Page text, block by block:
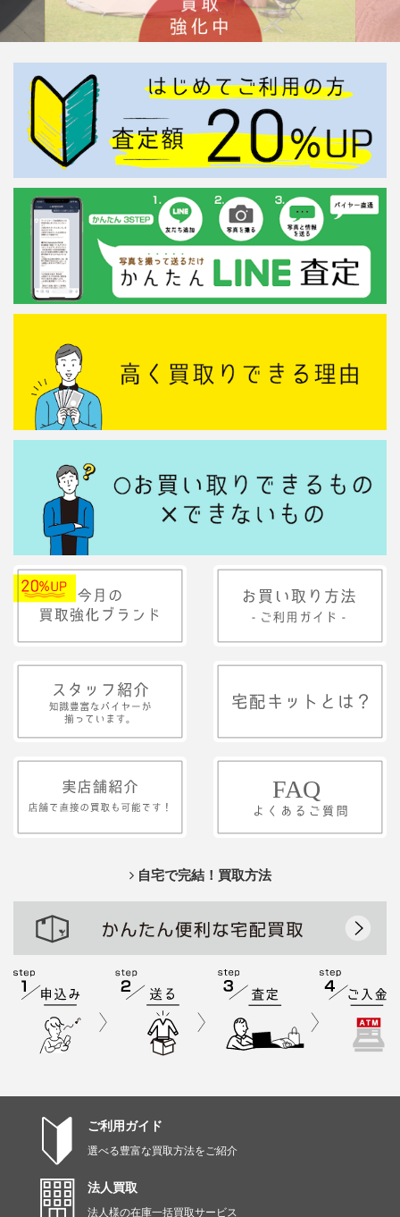
自宅で完結！買取方法
ご利用ガイド
選べる豊富な買取方法をご紹介
法人買取
法人様の在庫一括買取サービス